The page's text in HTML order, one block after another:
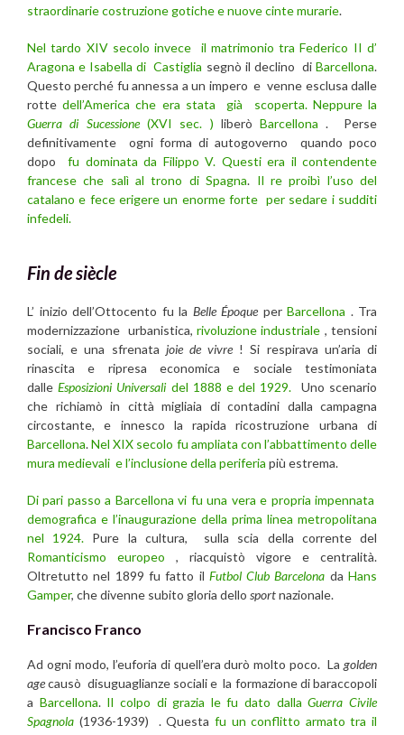
straordinarie costruzione gotiche e nuove cinte murarie.
Nel tardo XIV secolo invece il matrimonio tra Federico II d’
Aragona e Isabella di Castiglia segnò il declino diBarcellona.
Questo perché fu annessa a un impero e venne esclusa dalle
rottedell’America che era stata già scoperta. Neppure la
Guerra di Sucessione (XVI sec. ) liberòBarcellona . Perse
definitivamente ogni forma di autogoverno quando poco
dopo fu dominata da Filippo V. Questi era il contendente
francese che salì al trono di Spagna. Il re proibì l’uso del
catalano e fece erigere un enorme forte per sedare i sudditi
infedeli.
Fin de siècle
L’ inizio dell’Ottocento fu la Belle Époque per Barcellona . Tra
modernizzazione urbanistica, rivoluzione industriale , tensioni
sociali, e una sfrenata joie de vivre ! Si respirava un’aria di
rinascita e ripresa economica e sociale testimoniata
dalleEsposizioni Universali del 1888 e del 1929. Uno scenario
che richiamò in città migliaia di contadini dalla campagna
circostante, e innesco la rapida ricostruzione urbana di
Barcellona.Nel XIX secolo fu ampliata con l’abbattimento delle
mura medievali e l’inclusione della periferia più estrema.
Di pari passo a Barcellona vi fu una vera e propria impennata
demografica e l’inaugurazione della prima linea metropolitana
nel 1924. Pure la cultura, sulla scia della corrente del
Romanticismo europeo , riacquistò vigore e centralità.
Oltretutto nel 1899 fu fatto il Futbol Club Barcelona daHans
Gamper, che divenne subito gloria dello sportnazionale.
Francisco Franco
Ad ogni modo, l’euforia di quell’era durò molto poco. La golden
agecausò disuguaglianze sociali e la formazione di baraccopoli
a Barcellona. Il colpo di grazia le fu dato dallaGuerra Civile
Spagnola (1936-1939) . Questa fu un conflitto armato tra il